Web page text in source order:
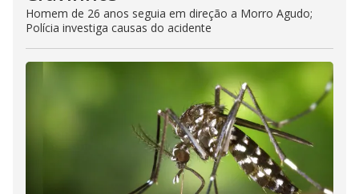
Homem de 26 anos seguia em direção a Morro Agudo;
Polícia investiga causas do acidente